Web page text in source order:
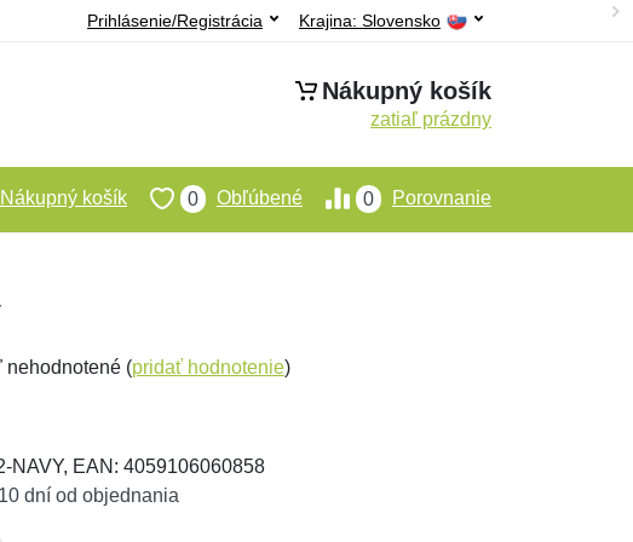
Krajina: Slovensko
Prihlásenie/Registrácia
Nákupný košík
zatiaľ prázdny
0 Porovnanie
0 Obľúbené
Nákupný košík
nehodnotené (pridať hodnotenie)
NAVY, EAN: 4059106060858
dní od objednania